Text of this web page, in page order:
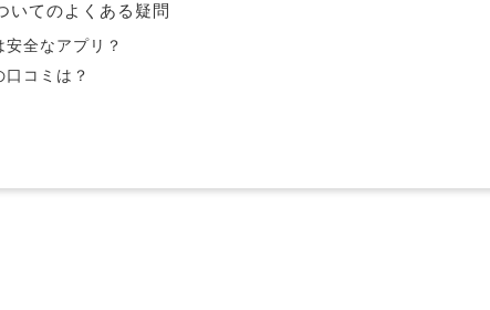
いてのよくある疑問
全なアプリ？
コミは？